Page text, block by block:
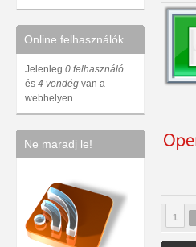
Online felhasználók
Jelenleg 0 felhasználó
és 4 vendég van a
webhelyen.
Ne maradj le!
1